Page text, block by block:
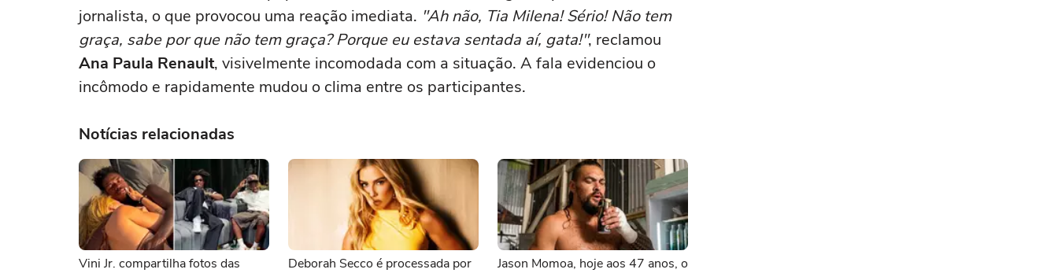
jornalista, o que provocou uma reação imediata. "Ah não, Tia Milena! Sério! Não tem
graça, sabe por que não tem graça? Porque eu estava sentada aí, gata!", reclamou
Ana Paula Renault, visivelmente incomodada com a situação. A fala evidenciou o
incômodo e rapidamente mudou o clima entre os participantes.
Notícias relacionadas
Vini Jr. compartilha fotos das
Deborah Secco é processada por
Jason Momoa, hoje aos 47 anos, o